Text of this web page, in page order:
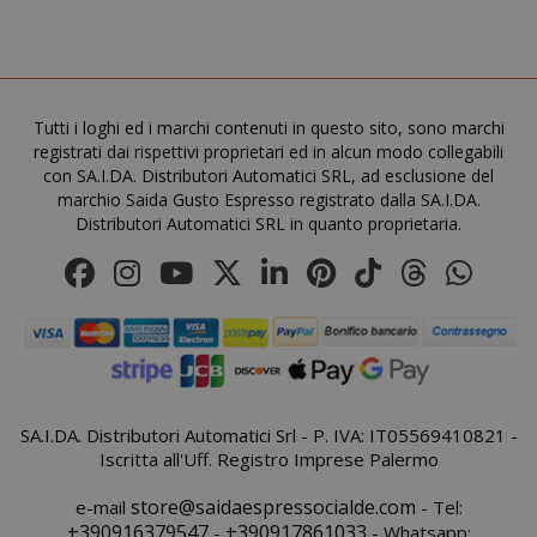
Tutti i loghi ed i marchi contenuti in questo sito, sono marchi
registrati dai rispettivi proprietari ed in alcun modo collegabili
con SA.I.DA. Distributori Automatici SRL, ad esclusione del
marchio Saida Gusto Espresso registrato dalla SA.I.DA.
Distributori Automatici SRL in quanto proprietaria.
SA.I.DA. Distributori Automatici Srl - P. IVA: IT05569410821 -
Iscritta all'Uff. Registro Imprese Palermo
e-mail store@saidaespressocialde.com - Tel:
X-Magento-Vary Adobe Inc.